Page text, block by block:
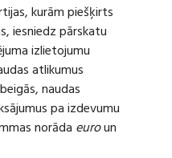
kurām piešķirts
iesniedz pārskatu
izlietojumu
atlikumus
naudas
pa izdevumu
norāda euroun